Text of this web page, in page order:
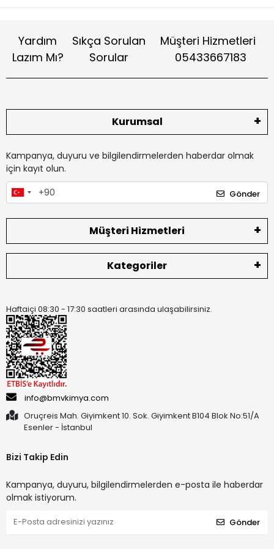
Yardım
Lazım Mı?
Sıkça Sorulan
Sorular
Müşteri Hizmetleri
05433667183
Kurumsal
Kampanya, duyuru ve bilgilendirmelerden haberdar olmak
için kayıt olun.
Gönder
Müşteri Hizmetleri
Kategoriler
Haftaiçi 08:30 - 17:30 saatleri arasında ulaşabilirsiniz.
info@bmvkimya.com
Oruçreis Mah. Giyimkent 10. Sok. Giyimkent B104 Blok No:51/A
Esenler - İstanbul
Bizi Takip Edin
Kampanya, duyuru, bilgilendirmelerden e-posta ile haberdar
olmak istiyorum.
Gönder